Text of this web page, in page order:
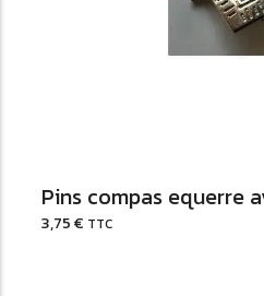
Pins compas equerre
3,75€ TTC